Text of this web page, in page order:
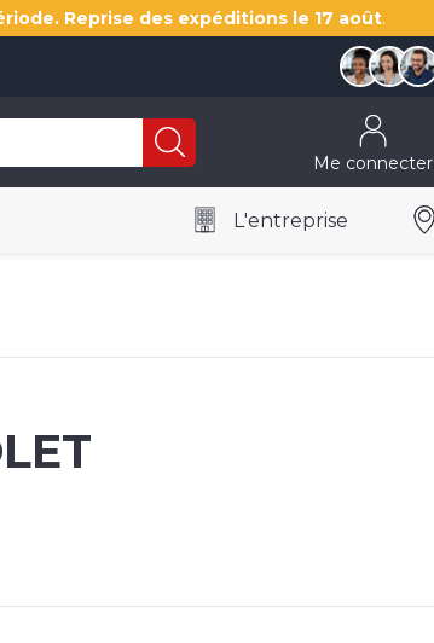
Reprise des expéditions le 17 août.
Me connecter
L'entreprise